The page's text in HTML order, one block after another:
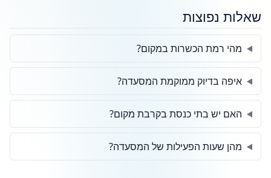
שאלות נפוצות
מהי רמת הכשרות במקום?
איפה בדיוק ממוקמת המסעדה?
האם יש בתי כנסת בקרבת מקום?
מהן שעות הפעילות של המסעדה?